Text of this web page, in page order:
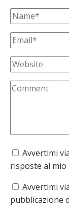
Avvertimi
risposte al mio
Avvertimi
pubblicazione